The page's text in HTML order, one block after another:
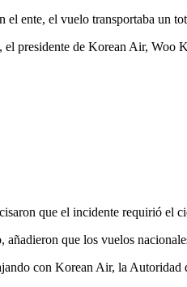
el ente, el vuelo transportaba un
el presidente de Korean Air, Woo
que el incidente requirió el
añadieron que los vuelos
con Korean Air, la